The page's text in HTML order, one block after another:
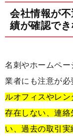
会社情報が
績が確認でき
名刺やホームペ
業者にも注意が必
ルオフィスやレ
存在しない、連
い、過去の取引